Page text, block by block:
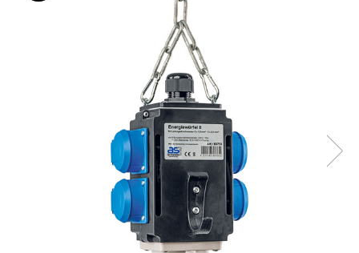
PRIZE SI INTRERUPATOARE
Accesorii prize / intrerupatoare